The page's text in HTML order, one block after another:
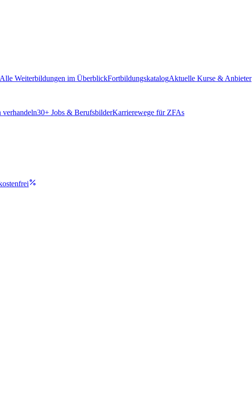
Alle Weiterbildungen im ÜberblickFortbildungskatalogAktuelle Kurse & Anbieter
30+ Jobs & BerufsbilderKarrierewege für ZFAs